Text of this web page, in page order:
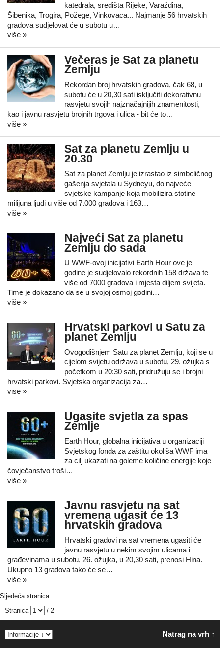
katedrala, središta Rijeke, Varaždina,
Šibenika, Trogira, Požege, Vinkovaca... Najmanje 56 hrvatskih
gradova sudjelovat će u subotu u…
više »
Večeras je Sat za planetu
Zemlju
Rekordan broj hrvatskih gradova, čak 68, u
subotu će u 20,30 sati isključiti dekorativnu
rasvjetu svojih najznačajnijih znamenitosti,
kao i javnu rasvjetu brojnih trgova i ulica - bit će to…
više »
Sat za planetu Zemlju u
20.30
Sat za planet Zemlju je izrastao iz simboličnog
gašenja svjetala u Sydneyu, do najveće
svjetske kampanje koja mobilizira stotine
milijuna ljudi u više od 7.000 gradova i 163…
više »
Najveći Sat za planetu
Zemlju do sada
U WWF-ovoj inicijativi Earth Hour ove je
godine je sudjelovalo rekordnih 158 država te
više od 7000 gradova i mjesta diljem svijeta.
Time je dokazano da se u svojoj osmoj godini…
više »
Hrvatski parkovi u Satu za
planet Zemlju
Ovogodišnjem Satu za planet Zemlju, koji se u
cijelom svijetu održava u subotu, 29. ožujka s
početkom u 20:30 sati, pridružuju se i brojni
hrvatski parkovi. Svjetska organizacija za…
više »
Ugasite svjetla za spas
Zemlje
Earth Hour, globalna inicijativa u organizaciji
Svjetskog fonda za zaštitu okoliša WWF ima
za cilj ukazati na goleme količine energije koje
čovječanstvo troši…
više »
Javnu rasvjetu na sat
vremena ugasit će 13
hrvatskih gradova
Hrvatski gradovi na sat vremena ugasiti će
javnu rasvjetu u nekim svojim ulicama i
građevinama u subotu, 26. ožujka, u 20,30 sati, prenosi Hina.
Ukupno 13 gradova tako će se…
više »
Sljedeća stranica
Stranica
/ 2
Natrag na vrh ↑